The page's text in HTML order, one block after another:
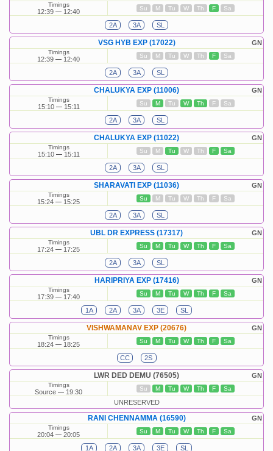
Timings
12:39 12:40 Su M Tu W Th F Sa
2A 3A SL
GN
VSG HYB EXP (17022)
Timings
12:39 12:40 Su M Tu W Th F Sa
2A 3A SL
GN
CHALUKYA EXP (11006)
Timings
15:10 15:11 Su M Tu W Th F Sa
2A 3A SL
GN
CHALUKYA EXP (11022)
Timings
15:10 15:11 Su M Tu W Th F Sa
2A 3A SL
GN
SHARAVATI EXP (11036)
Timings
15:24 15:25 Su M Tu W Th F Sa
2A 3A SL
GN
UBL DR EXPRESS (17317)
Timings
17:24 17:25 Su M Tu W Th F Sa
2A 3A SL
GN
HARIPRIYA EXP (17416)
Timings
17:39 17:40 Su M Tu W Th F Sa
1A 2A 3A 3E SL
GN
VISHWAMANAV EXP (20676)
Timings
18:24 18:25 Su M Tu W Th F Sa
CC 2S
GN
LWR DED DEMU (76505)
Timings
Source 19:30 Su M Tu W Th F Sa
UNRESERVED
GN
RANI CHENNAMMA (16590)
Timings
20:04 20:05 Su M Tu W Th F Sa
1A 2A 3A 3E SL